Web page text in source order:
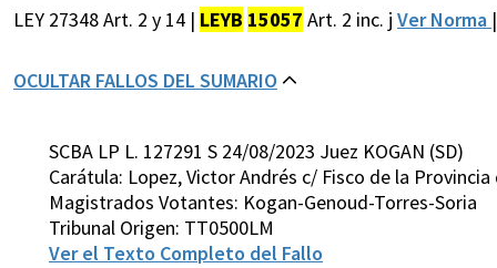
LEY 27348 Art. 2 y 14 | LEYB 15057 Art. 2 inc. j Ver Norma |
OCULTAR FALLOS DEL SUMARIO
SCBA LP L. 127291 S 24/08/2023 Juez KOGAN (SD)
Carátula: Lopez, Victor Andrés c/ Fisco de la
Magistrados Votantes: Kogan-Genoud-Torres-Soria
Tribunal Origen: TT0500LM
Ver el Texto Completo del Fallo